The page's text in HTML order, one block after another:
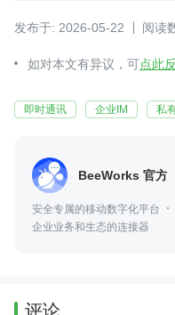
发布于: 2026-05-22 阅读
如对本文有异议，可点此
即时通讯 企业IM 私
BeeWorks 官方
安全专属的移动数字化平台
企业业务和生态的连接器
评论